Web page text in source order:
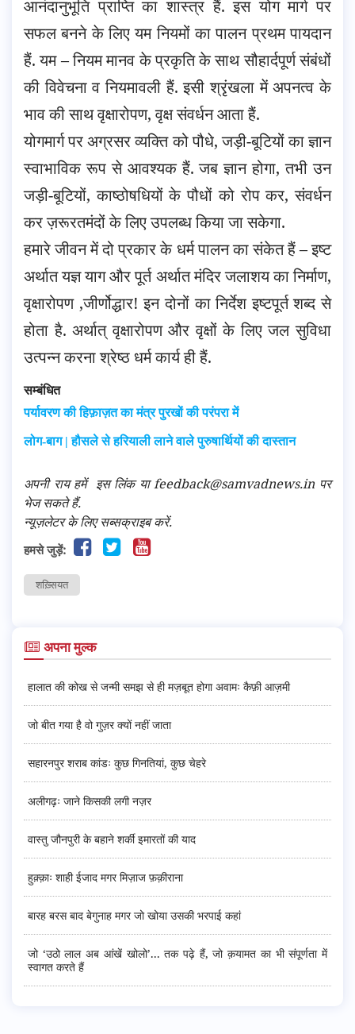
आनंदानुभूति प्राप्ति का शास्त्र हैं. इस योग मार्ग पर
सफल बनने के लिए यम नियमों का पालन प्रथम पायदान
हैं. यम – नियम मानव के प्रकृति के साथ सौहार्दपूर्ण संबंधों
की विवेचना व नियमावली हैं. इसी श्रृंखला में अपनत्व के
भाव की साथ वृक्षारोपण, वृक्ष संवर्धन आता हैं.
योगमार्ग पर अग्रसर व्यक्ति को पौधे, जड़ी-बूटियों का ज्ञान
स्वाभाविक रूप से आवश्यक हैं. जब ज्ञान होगा, तभी उन
जड़ी-बूटियों, काष्ठोषधियों के पौधों को रोप कर, संवर्धन
कर ज़रूरतमंदों के लिए उपलब्ध किया जा सकेगा.
हमारे जीवन में दो प्रकार के धर्म पालन का संकेत हैं – इष्ट
अर्थात यज्ञ याग और पूर्त अर्थात मंदिर जलाशय का निर्माण,
वृक्षारोपण ,जीर्णोद्धार! इन दोनों का निर्देश इष्टपूर्त शब्द से
होता है. अर्थात् वृक्षारोपण और वृक्षों के लिए जल सुविधा
उत्पन्न करना श्रेष्ठ धर्म कार्य ही हैं.
सम्बंधित
पर्यावरण की हिफ़ाज़त का मंत्र पुरखों की परंपरा में
लोग-बाग | हौसले से हरियाली लाने वाले पुरुषार्थियों की दास्तान
अपनी राय हमें इस लिंक या feedback@samvadnews.in पर
भेज सकते हैं.
न्यूज़लेटर के लिए सब्सक्राइब करें.
हमसे जुड़ें:
शख़्सियत
अपना मुल्क
हालात की कोख से जन्मी समझ से ही मज़बूत होगा अवामः कैफ़ी आज़मी
जो बीत गया है वो गुज़र क्यों नहीं जाता
सहारनपुर शराब कांडः कुछ गिनतियां, कुछ चेहरे
अलीगढ़ः जाने किसकी लगी नज़र
वास्तु जौनपुरी के बहाने शर्की इमारतों की याद
हुक़्क़ाः शाही ईजाद मगर मिज़ाज फ़क़ीराना
बारह बरस बाद बेगुनाह मगर जो खोया उसकी भरपाई कहां
जो ‘उठो लाल अब आंखें खोलो’... तक पढ़े हैं, जो क़यामत का भी संपूर्णता में
स्वागत करते हैं